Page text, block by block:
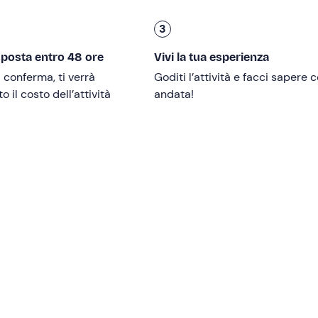
ridottae con passeggini.
entro 48 ore
conferma, ti verrà
il costo dell’attività
3
Vivi la tua esperienza
Goditi l’attività e facci sapere
andata!